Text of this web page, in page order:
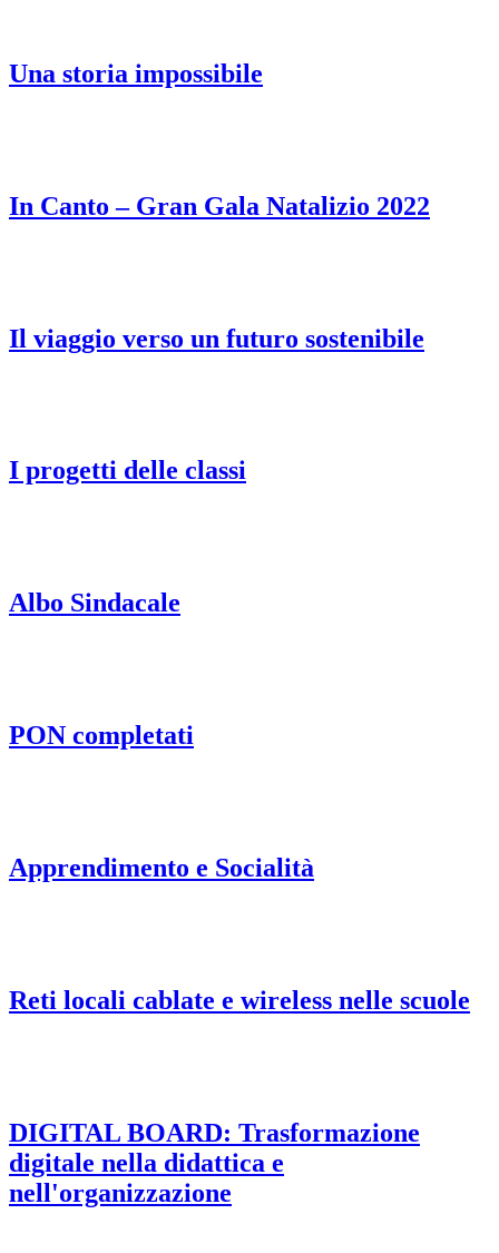
Una storia impossibile
In Canto – Gran Gala Natalizio 2022
Il viaggio verso un futuro sostenibile
I progetti delle classi
Albo Sindacale
PON completati
Apprendimento e Socialità
Reti locali cablate e wireless nelle scuole
DIGITAL BOARD: Trasformazione
digitale nella didattica e
nell'organizzazione